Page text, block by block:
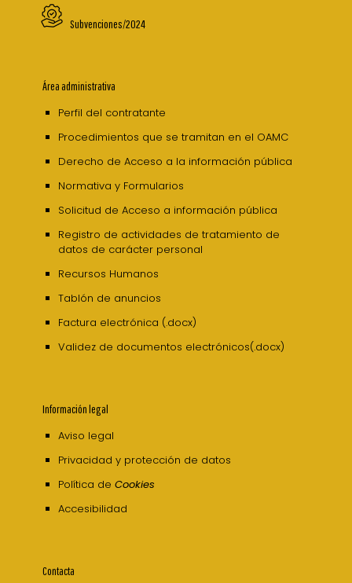
Subvenciones/2024
Área administrativa
Perfil del contratante
Procedimientos que se tramitan en el OAMC
Derecho de Acceso a la información pública
Normativa y Formularios
Solicitud de Acceso a información pública
Registro de actividades de tratamiento de
datos de carácter personal
Recursos Humanos
Tablón de anuncios
Factura electrónica (.docx)
Validez de documentos electrónicos(.docx)
Información legal
Aviso legal
Privacidad y protección de datos
Política de Cookies
Accesibilidad
Contacta